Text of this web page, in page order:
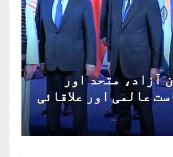
آزاد، متحد اور
عالمی اور علاقائی
ناگزیر ہے